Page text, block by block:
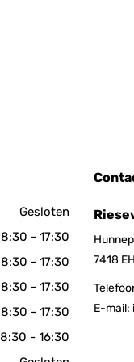
Gesloten
- 17:30
- 17:30
- 17:30
- 17:30
- 16:30
7418 EH
E-mail: